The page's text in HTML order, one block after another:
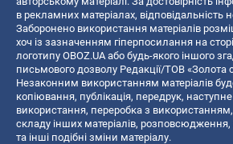
в рекламних матеріалах, відповідальність
Заборонено використання матеріалів
хоч із зазначенням гіперпосилання на
логотипу OBOZ.UA або будь-якого іншого
письмового дозволу Редакції/ТОВ «Золота
Незаконним використанням матеріалів
копiювання, публiкацiя, передрук,
використання, переробка з
складу інших матеріалів, розповсюдження,
та інші подібні зміни матеріалу.